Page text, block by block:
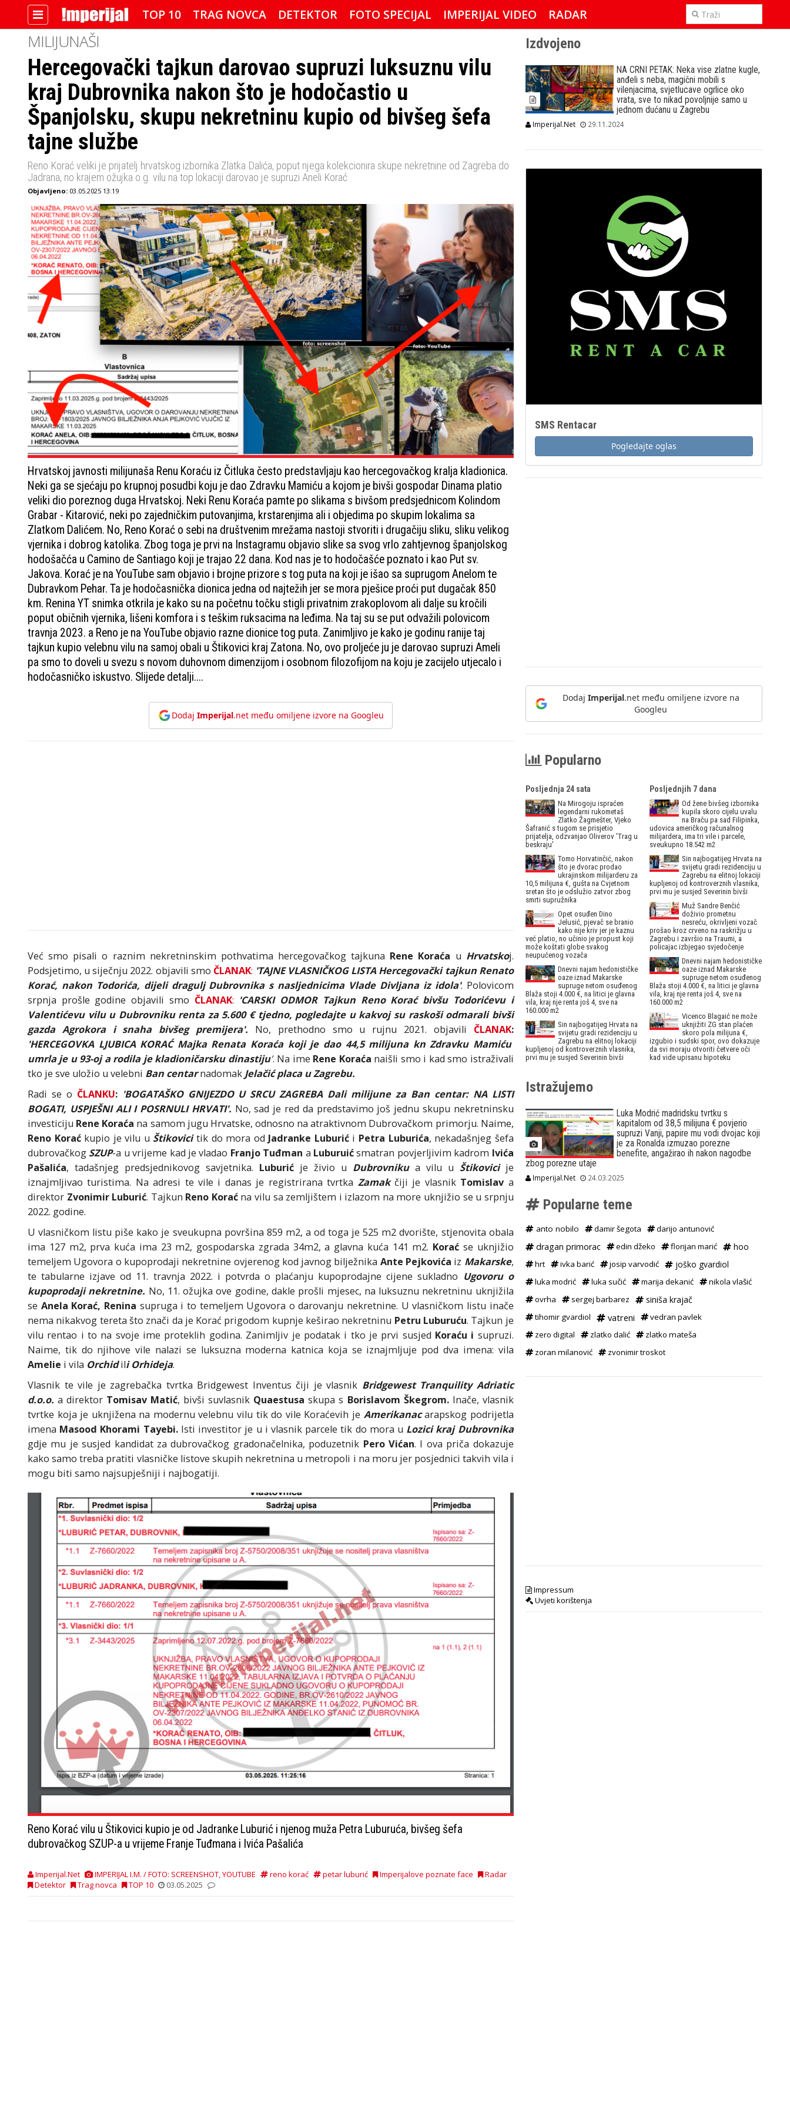
TOP 10 TRAG NOVCA DETEKTOR FOTO SPECIJAL IMPERIJAL VIDEO
RADAR
IMPERIJALOVE POZNATE FACE
MILIJUNAŠI
Hercegovački tajkun darovao supruzi luksuznu vilu
kraj Dubrovnika nakon što je hodočastio u
Španjolsku, skupu nekretninu kupio od bivšeg šefa
tajne službe
Reno Korać veliki je prijatelj hrvatskog izbornika Zlatka Dalića, poput njega kolekcionira skupe nekretnine od Zagreba do
Jadrana, no krajem ožujka o.g. vilu na top lokaciji darovao je supruzi Aneli Korać
Objavljeno: 03.05.2025 13:19
Hrvatskoj javnosti milijunaša Renu Koraću iz Čitluka često predstavljaju kao hercegovačkog kralja kladionica.
Neki ga se sjećaju po krupnoj posudbi koju je dao Zdravku Mamiću a kojom je bivši gospodar Dinama platio
veliki dio poreznog duga Hrvatskoj. Neki Renu Koraća pamte po slikama s bivšom predsjednicom Kolindom
Grabar - Kitarović, neki po zajedničkim putovanjima, krstarenjima ali i objedima po skupim lokalima sa
Zlatkom Dalićem. No, Reno Korać o sebi na društvenim mrežama nastoji stvoriti i drugačiju sliku, sliku velikog
vjernika i dobrog katolika. Zbog toga je prvi na Instagramu objavio slike sa svog vrlo zahtjevnog španjolskog
hodošačća u Camino de Santiago koji je trajao 22 dana. Kod nas je to hodočašće poznato i kao Put sv.
Jakova. Korać je na YouTube sam objavio i brojne prizore s tog puta na koji je išao sa suprugom Anelom te
Dubravkom Pehar. Ta je hodočasnička dionica jedna od najtežih jer se mora pješice proći put dugačak 850
km. Renina YT snimka otkrila je kako su na početnu točku stigli privatnim zrakoplovom ali dalje su kročili
poput običnih vjernika, lišeni komfora i s teškim ruksacima na leđima. Na taj su se put odvažili polovicom
travnja 2023. a Reno je na YouTube objavio razne dionice tog puta. Zanimljivo je kako je godinu ranije taj
tajkun kupio velebnu vilu na samoj obali u Štikovici kraj Zatona. No, ovo proljeće ju je darovao supruzi Ameli
pa smo to doveli u svezu s novom duhovnom dimenzijom i osobnom filozofijom na koju je zacijelo utjecalo i
hodočasničko iskustvo. Slijede detalji....
Dodaj Imperijal.net među omiljene izvore na Googleu
Već smo pisali o raznim nekretninskim pothvatima hercegovačkog tajkuna Rene Koraća u Hrvatskoj.
Podsjetimo, u siječnju 2022. objavili smo ČLANAK: 'TAJNE VLASNIČKOG LISTA Hercegovački tajkun Renato
Korać, nakon Todorića, dijeli dragulj Dubrovnika s nasljednicima Vlade Divljana iz idola'. Polovicom
srpnja prošle godine objavili smo ČLANAK: 'CARSKI ODMOR Tajkun Reno Korać bivšu Todorićevu i
Valentićevu vilu u Dubrovniku renta za 5.600 € tjedno, pogledajte u kakvoj su raskoši odmarali bivši
gazda Agrokora i snaha bivšeg premijera'. No, prethodno smo u rujnu 2021. objavili ČLANAK:
'HERCEGOVKA LJUBICA KORAĆ Majka Renata Koraća koji je dao 44,5 milijuna kn Zdravku Mamiću
umrla je u 93-oj a rodila je kladioničarsku dinastiju'. Na ime Rene Koraća naišli smo i kad smo istraživali
tko je sve uložio u velebni Ban centarnadomak Jelačić placa u Zagrebu.
Radi se o ČLANKU:'BOGATAŠKO GNIJEZDO U SRCU ZAGREBA Dali milijune za Ban centar: NA LISTI
BOGATI, USPJEŠNI ALI I POSRNULI HRVATI'. No, sad je red da predstavimo još jednu skupu nekretninsku
investiciju Rene Koraća na samom jugu Hrvatske, odnosno na atraktivnom Dubrovačkom primorju. Naime,
Reno Korać kupio je vilu u Štikovicitik do mora od Jadranke Luburić i Petra Luburića, nekadašnjeg šefa
dubrovačkog SZUP-a u vrijeme kad je vladao Franjo Tuđman a Luburuićsmatran povjerljivim kadrom Ivića
Pašalića, tadašnjeg predsjednikovog savjetnika. Luburićje živio u Dubrovnikua vilu u Štikovicije
iznajmljivao turistima. Na adresi te vile i danas je registrirana tvrtka Zamakčiji je vlasnik Tomislav a
direktor Zvonimir Luburić. Tajkun Reno Koraćna vilu sa zemljištem i izlazom na more uknjižio se u srpnju
2022. godine.
U vlasničkom listu piše kako je sveukupna površina 859 m2, a od toga je 525 m2 dvorište, stjenovita obala
ima 127 m2, prva kuća ima 23 m2, gospodarska zgrada 34m2, a glavna kuća 141 m2. Korać se uknjižio
temeljem Ugovora o kupoprodaji nekretnine ovjerenog kod javnog bilježnika Ante Pejkovića iz Makarske,
te tabularne izjave od 11. travnja 2022. i potvrda o plaćanju kupoprodajne cijene sukladno Ugovoru o
kupoprodaji nekretnine. No, 11. ožujka ove godine, dakle prošli mjesec, na luksuznu nekretninu uknjižila
se Anela Korać, Renina supruga i to temeljem Ugovora o darovanju nekretnine. U vlasničkom listu inače
nema nikakvog tereta što znači da je Korać prigodom kupnje keširao nekretninu Petru Luburuću. Tajkun je
vilu rentao i to na svoje ime proteklih godina. Zanimljiv je podatak i tko je prvi susjed Koraću i supruzi.
Naime, tik do njihove vile nalazi se luksuzna moderna katnica koja se iznajmljuje pod dva imena: vila
Amelie i vila Orchidili Orhideja.
Vlasnik te vile je zagrebačka tvrtka Bridgewest Inventus čiji je vlasnik Bridgewest Tranquility Adriatic
d.o.o. a direktor Tomisav Matić, bivši suvlasnik Quaestusa skupa s Borislavom Škegrom.Inače, vlasnik
tvrtke koja je uknjižena na modernu velebnu vilu tik do vile Koraćevih je Amerikanacarapskog podrijetla
imena Masood Khorami Tayebi.Isti investitor je u i vlasnik parcele tik do mora u Lozici kraj Dubrovnika
gdje mu je susjed kandidat za dubrovačkog gradonačelnika, poduzetnik Pero Vićan. I ova priča dokazuje
kako samo treba pratiti vlasničke listove skupih nekretnina u metropoli i na moru jer posjednici takvih vila i
mogu biti samo najsupješniji i najbogatiji.
Reno Korać vilu u Štikovici kupio je od Jadranke Luburić i njenog muža Petra Luburuća, bivšeg šefa
dubrovačkog SZUP-a u vrijeme Franje Tuđmana i Ivića Pašalića
Imperijal.Net IMPERIJAL I.M. / FOTO: SCREENSHOT, YOUTUBE reno korać petar luburić Imperijalove poznate face
Radar
Detektor
Trag novca TOP 10 03.05.2025
Izdvojeno
NA CRNI PETAK: Neka vise zlatne kugle,
anđeli s neba, magični mobili s
vilenjacima, svjetlucave ogrlice oko
vrata, sve to nikad povoljnije samo u
jednom dućanu u Zagrebu
Imperijal.Net 29.11.2024
SMS Rentacar
Pogledajte oglas
Dodaj Imperijal.net među omiljene izvore na
Googleu
Popularno
Posljednja 24 sata
Na Mirogoju ispraćen
legendarni rukometaš
Zlatko Žagmešter, Vjeko
Šafranić s tugom se prisjetio
prijatelja, odzvanjao Oliverov 'Trag u
beskraju'
Tomo Horvatinčić, nakon
što je dvorac prodao
ukrajinskom milijarderu za
10,5 milijuna €, gušta na Cvjetnom
sretan što je odslužio zatvor zbog
smrti supružnika
Opet osuđen Dino
Jelusić, pjevač se branio
kako nije kriv jer je kaznu
već platio, no učinio je propust koji
može koštati globe svakog
neupućenog vozača
Dnevni najam hedonističke
oaze iznad Makarske
supruge netom osuđenog
Blaža stoji 4.000 €, na litici je glavna
vila, kraj nje renta još 4, sve na
160.000 m2
Sin najbogatijeg Hrvata na
svijetu gradi rezidenciju u
Zagrebu na elitnoj lokaciji
kupljenoj od kontroverznih vlasnika,
prvi mu je susjed Severinin bivši
Posljednjih 7 dana
Od žene bivšeg izbornika
kupila skoro cijelu uvalu
na Braču pa sad Filipinka,
udovica američkog računalnog
milijardera, ima tri vile i parcele,
sveukupno 18.542 m2
Sin najbogatijeg Hrvata na
svijetu gradi rezidenciju u
Zagrebu na elitnoj lokaciji
kupljenoj od kontroverznih vlasnika,
prvi mu je susjed Severinin bivši
Muž Sandre Benčić
doživio prometnu
nesreću, okrivljeni vozač
prošao kroz crveno na raskrižju u
Zagrebu i završio na Traumi, a
policajac izbjegao svjedočenje
Dnevni najam hedonističke
oaze iznad Makarske
supruge netom osuđenog
Blaža stoji 4.000 €, na litici je glavna
vila, kraj nje renta još 4, sve na
160.000 m2
Vicenco Blagaić ne može
uknjižiti ZG stan plaćen
skoro pola milijuna €,
izgubio i sudski spor, ovo dokazuje
da svi moraju otvoriti četvere oči
kad vide upisanu hipoteku
Istražujemo
Luka Modrić madridsku tvrtku s
kapitalom od 38,5 milijuna € povjerio
supruzi Vanji, papire mu vodi dvojac koji
je za Ronalda izmuzao porezne
benefite, angažirao ih nakon nagodbe
zbog porezne utaje
Imperijal.Net 24.03.2025
Popularne teme
anto nobilo damir šegota darijo antunović
dragan primorac edin džeko florijan marić hoo
hrt ivka barić josip varvodić joško gvardiol
luka modrić luka sučić marija dekanić
nikola vlašić
ovrha
sergej barbarez siniša krajač
tihomir gvardiol vatreni
vedran pavlek
zero digital
zlatko dalić
zlatko mateša
zoran milanović
zvonimir troskot
Impressum
Uvjeti korištenja